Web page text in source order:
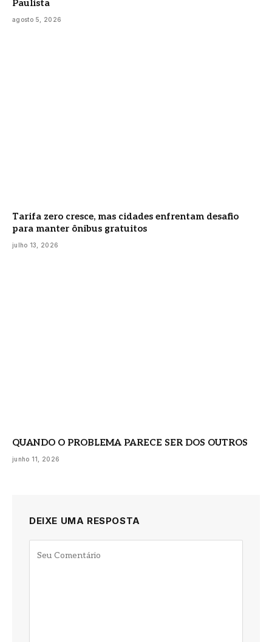
Paulista
agosto 5, 2026
Tarifa zero cresce, mas cidades enfrentam desafio
para manter ônibus gratuitos
julho 13, 2026
QUANDO O PROBLEMA PARECE SER DOS OUTROS
junho 11, 2026
DEIXE UMA RESPOSTA